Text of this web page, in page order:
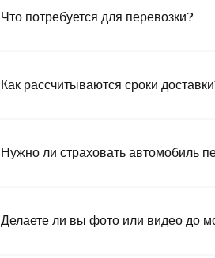
Что потребуется для перевозки?
Как рассчитываются сроки
Нужно ли страховать автомобиль
Делаете ли вы фото или видео до